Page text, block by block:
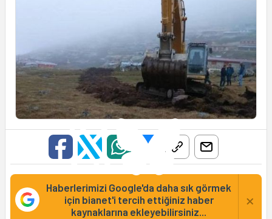
Haberlerimizi Google'da daha sık görmek
için bianet'i tercih ettiğiniz haber
kaynaklarına ekleyebilirsiniz...
×